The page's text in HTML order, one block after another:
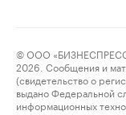
© ООО
2026. Сообщения и
(свидетельство о
выдано Федеральной
информационных